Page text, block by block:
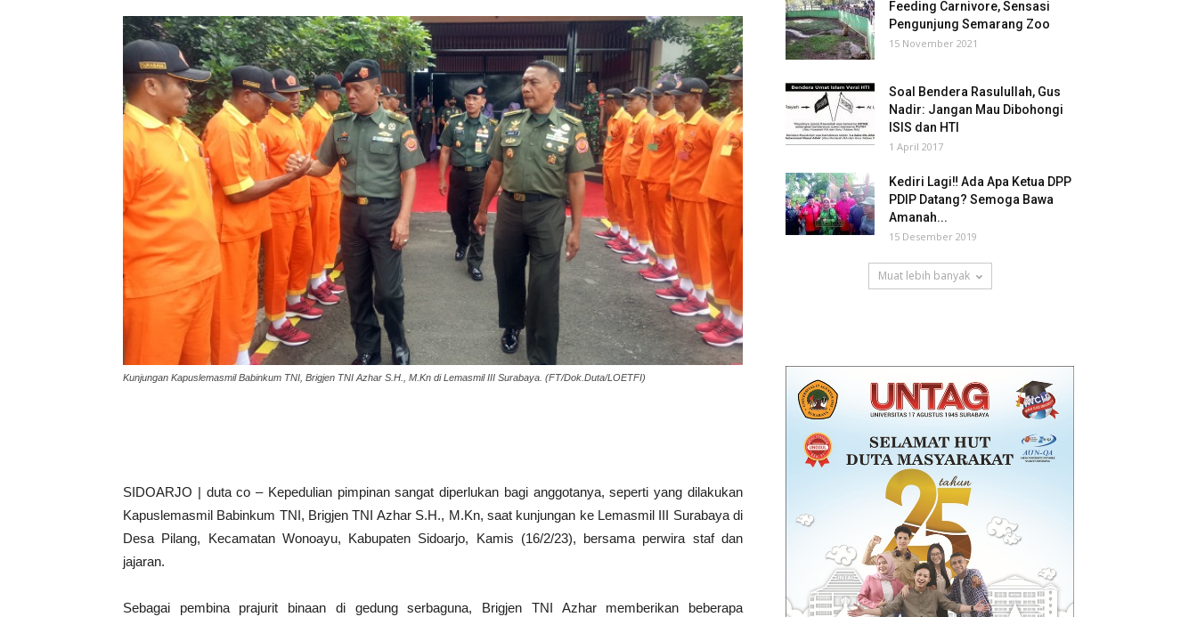
Kunjungan Kapuslemasmil Babinkum TNI, Brigjen TNI Azhar S.H., M.Kn di Lemasmil III Surabaya. (FT/Dok.Duta/LOETFI)
SIDOARJO | duta co – Kepedulian pimpinan sangat diperlukan bagi anggotanya, seperti yang dilakukan
Kapuslemasmil Babinkum TNI, Brigjen TNI Azhar S.H., M.Kn, saat kunjungan ke Lemasmil III Surabaya di
Desa Pilang, Kecamatan Wonoayu, Kabupaten Sidoarjo, Kamis (16/2/23), bersama perwira staf dan
jajaran.
Sebagai pembina prajurit binaan di gedung serbaguna, Brigjen TNI Azhar memberikan beberapa
Feeding Carnivore, Sensasi
Pengunjung Semarang Zoo
15 November 2021
Soal Bendera Rasulullah, Gus
Nadir: Jangan Mau Dibohongi
ISIS dan HTI
1 April 2017
Kediri Lagi‼ Ada Apa Ketua DPP
PDIP Datang? Semoga Bawa
Amanah...
15 Desember 2019
Muat lebih banyak